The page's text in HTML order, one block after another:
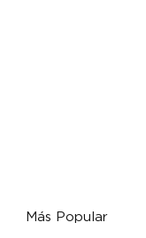
Más Popular